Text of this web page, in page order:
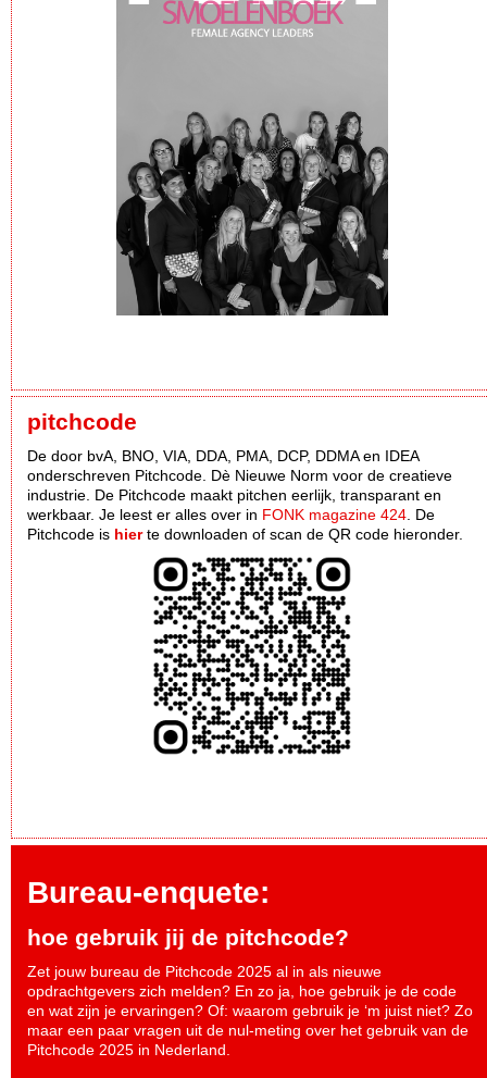
pitchcode
De door bvA, BNO, VIA, DDA, PMA, DCP, DDMA en IDEA
onderschreven Pitchcode. Dè Nieuwe Norm voor de creatieve
industrie. De Pitchcode maakt pitchen eerlijk, transparant en
werkbaar. Je leest er alles over in FONK magazine 424 . De
Pitchcode is hierte downloaden of scan de QR code hieronder.
Bureau-enquete:
hoe gebruik jij de pitchcode?
Zet jouw bureau de Pitchcode 2025 al in als nieuwe
opdrachtgevers zich melden? En zo ja, hoe gebruik je de code
en wat zijn je ervaringen? Of: waarom gebruik je ‘m juist niet? Zo
maar een paar vragen uit de nul-meting over het gebruik van de
Pitchcode 2025 in Nederland.